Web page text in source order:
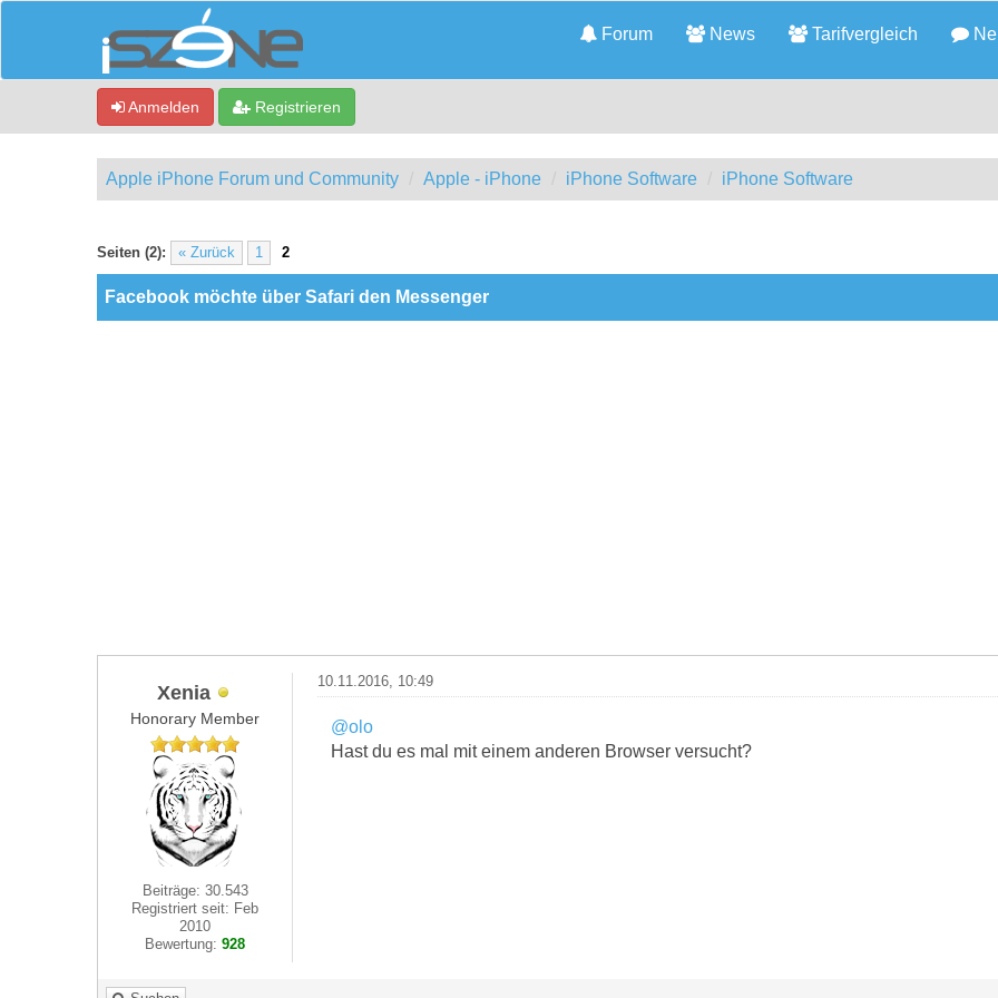
Forum News Tarifvergleich
Anmelden Registrieren
Apple iPhone Forum und Community Apple - iPhone iPhone Software iPhone Software
Seiten (2): « Zurück 1 2
0 Bewertung(en) - 0 im Durchschnitt
1
2
3
4
5
Facebook möchte über Safari den Messenger
Xenia
Honorary Member
Beiträge: 30.543
Registriert seit: Feb
2010
Bewertung:928
10.11.2016, 10:49
@olo
Hast du es mal mit einem anderen Browser versucht?